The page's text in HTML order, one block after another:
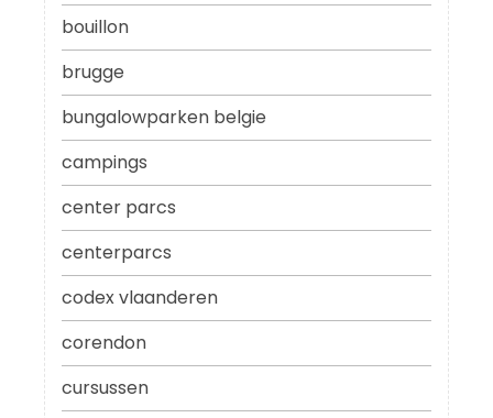
bouillon
brugge
bungalowparken belgie
campings
center parcs
centerparcs
codex vlaanderen
corendon
cursussen